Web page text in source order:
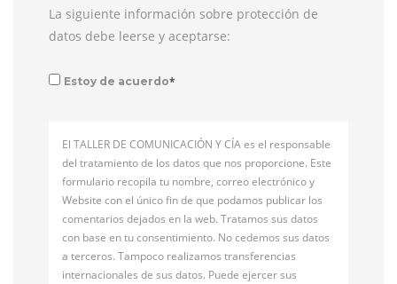
La siguiente información sobre protección de
datos debe leerse y aceptarse:
Estoy de acuerdo*
El TALLER DE COMUNICACIÓN Y CÍA es el responsable
del tratamiento de los datos que nos proporcione. Este
formulario recopila tu nombre, correo electrónico y
Website con el único fin de que podamos publicar los
comentarios dejados en la web. Tratamos sus datos
con base en tu consentimiento. No cedemos sus datos
a terceros. Tampoco realizamos transferencias
internacionales de sus datos. Puede ejercer sus